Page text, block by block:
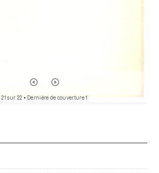
21 sur 22 • Dernière de couverture 1